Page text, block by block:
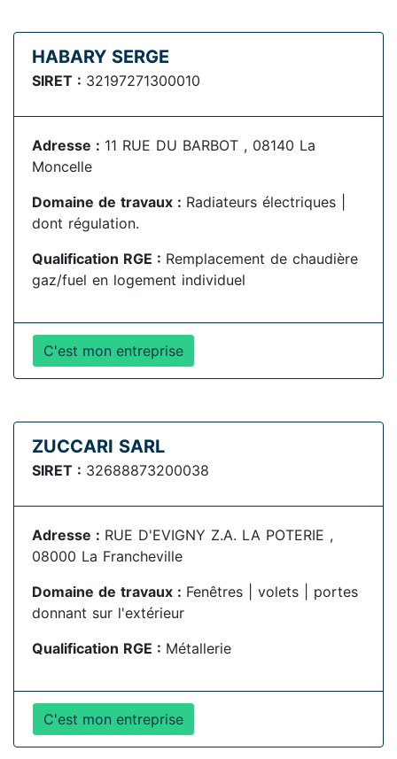
HABARY SERGE
SIRET : 32197271300010
Adresse : 11 RUE DU BARBOT , 08140 La
Moncelle
Domaine de travaux : Radiateurs électriques |
dont régulation.
Qualification RGE : Remplacement de chaudière
gaz/fuel en logement individuel
C'est mon entreprise
ZUCCARI SARL
SIRET : 32688873200038
Adresse : RUE D'EVIGNY Z.A. LA POTERIE ,
08000 La Francheville
Domaine de travaux : Fenêtres | volets | portes
donnant sur l'extérieur
Qualification RGE : Métallerie
C'est mon entreprise